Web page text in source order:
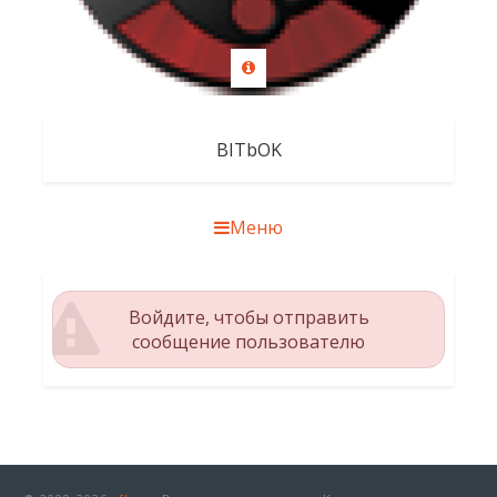
BITbOK
Меню
Войдите, чтобы отправить
сообщение пользователю